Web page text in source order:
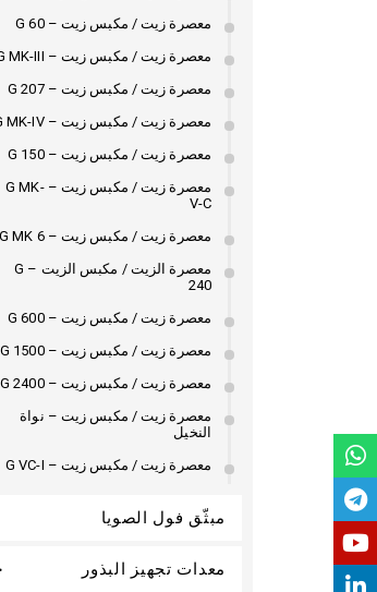
معصرة زيت / مكبس زيت – G 60
معصرة زيت / مكبس زيت – G MK-III
معصرة زيت / مكبس زيت – G 207
معصرة زيت / مكبس زيت – G MK-IV
معصرة زيت / مكبس زيت – G 150
معصرة زيت / مكبس زيت – G MK-
V-C
معصرة زيت / مكبس زيت – G MK 6
معصرة الزيت / مكبس الزيت – G
240
معصرة زيت / مكبس زيت – G 600
معصرة زيت / مكبس زيت – G 1500
معصرة زيت / مكبس زيت – G 2400
معصرة زيت / مكبس زيت – نواة
النخيل
معصرة زيت / مكبس زيت – G VC-I
مبثّق فول الصويا
معدات تجهيز البذور